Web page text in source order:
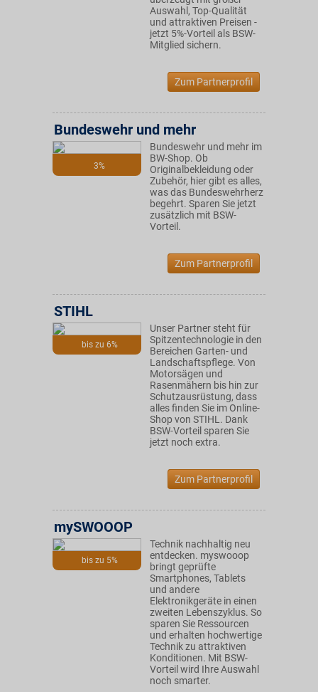
Auswahl, Top-Qualität
und attraktiven Preisen -
jetzt 5%-Vorteil als BSW-
Mitglied sichern.
Zum Partnerprofil
3%
Bundeswehr und mehr
Bundeswehr und mehr im
BW-Shop. Ob
Originalbekleidung oder
Zubehör, hier gibt es alles,
was das Bundeswehrherz
begehrt. Sparen Sie jetzt
zusätzlich mit BSW-
Vorteil.
Zum Partnerprofil
bis zu 6%
STIHL
Unser Partner steht für
Spitzentechnologie in den
Bereichen Garten- und
Landschaftspflege. Von
Motorsägen und
Rasenmähern bis hin zur
Schutzausrüstung, dass
alles finden Sie im Online-
Shop von STIHL. Dank
BSW-Vorteil sparen Sie
jetzt noch extra.
Zum Partnerprofil
bis zu 5%
mySWOOOP
Technik nachhaltig neu
entdecken. myswooop
bringt geprüfte
Smartphones, Tablets
und andere
Elektronikgeräte in einen
zweiten Lebenszyklus. So
sparen Sie Ressourcen
und erhalten hochwertige
Technik zu attraktiven
Konditionen. Mit BSW-
Vorteil wird Ihre Auswahl
noch smarter.